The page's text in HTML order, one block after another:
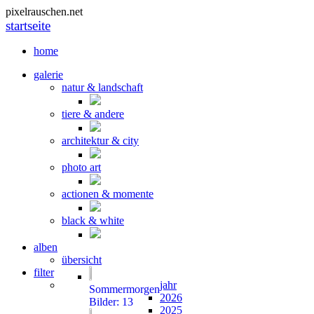
pixelrauschen.net
startseite
home
galerie
natur & landschaft
tiere & andere
architektur & city
photo art
actionen & momente
black & white
alben
übersicht
Sommermorgen
Bilder: 13
filter
jahr
2026
2025